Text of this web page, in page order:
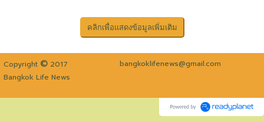
Copyright © 2017
bangkoklifenews@gmail.com
Bangkok Life News